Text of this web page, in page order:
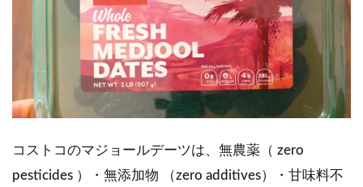
コストコのマジョールデーツは、無農薬（ zero
pesticides ）・無添加物 （zero additives）・甘味料不